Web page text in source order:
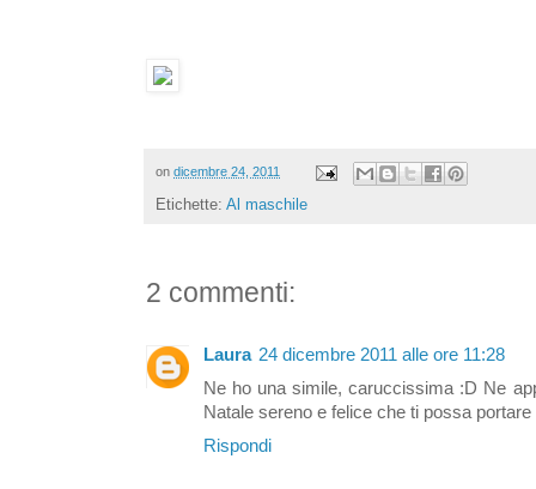
on dicembre 24, 2011
Etichette: Al maschile
2 commenti:
Laura 24 dicembre 2011 alle ore 11:28
Ne ho una simile, caruccissima :D Ne
Natale sereno e felice che ti possa
Rispondi